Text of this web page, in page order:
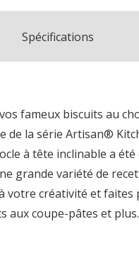
Spécifications
fameux biscuits au
de la série Artisan®
à tête inclinable a
grande variété de
créativité et
aux coupe-pâtes et